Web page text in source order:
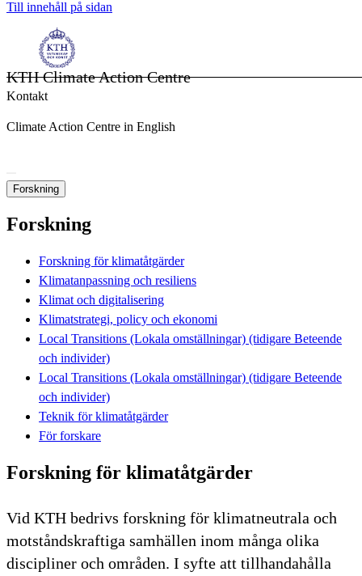
Till innehåll på sidan
KTH Climate Action Centre
Kontakt
Climate Action Centre in English
Forskning
Forskning
Forskning för klimatåtgärder
Klimatanpassning och resiliens
Klimat och digitalisering
Klimatstrategi, policy och ekonomi
Local Transitions (Lokala omställningar) (tidigare Beteende
och individer)
Local Transitions (Lokala omställningar) (tidigare Beteende
och individer)
Teknik för klimatåtgärder
För forskare
Forskning för klimatåtgärder
Vid KTH bedrivs forskning för klimatneutrala och
motståndskraftiga samhällen inom många olika
discipliner och områden. I syfte att tillhandahålla